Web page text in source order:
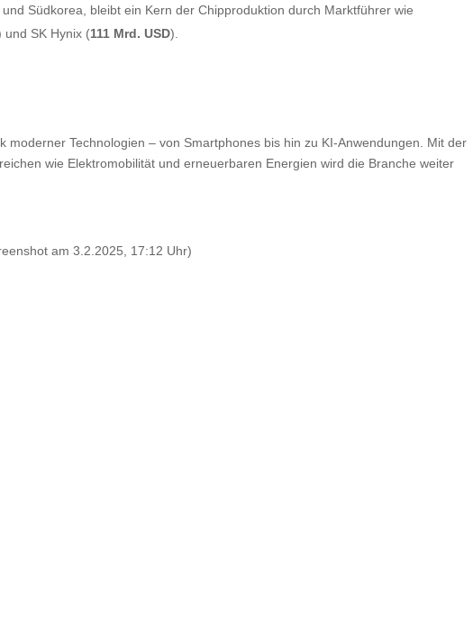
und Südkorea, bleibt ein Kern der Chipproduktion durch Marktführer wie
und SK Hynix (111 Mrd. USD).
moderner Technologien – von Smartphones bis hin zu KI-Anwendungen. Mit der
wie Elektromobilität und erneuerbaren Energien wird die Branche weiter
am 3.2.2025, 17:12 Uhr)